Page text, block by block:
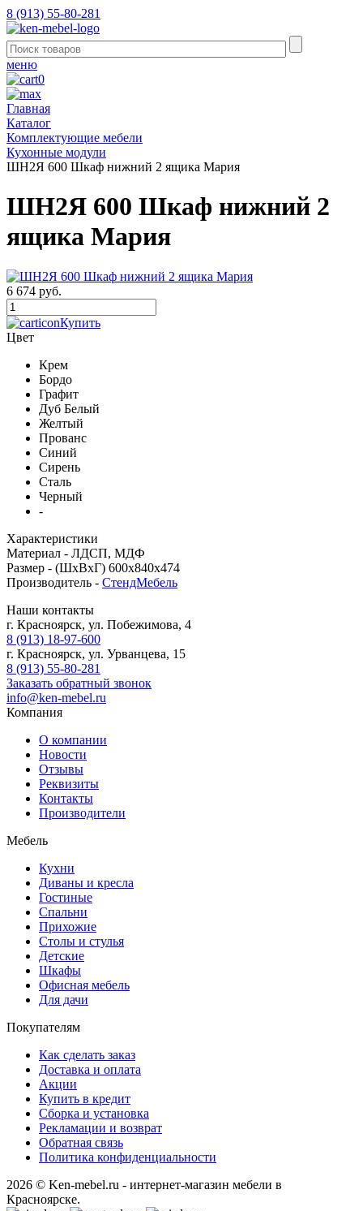
8 (913) 55-80-281
меню
0
Главная
Каталог
Комплектующие мебели
Кухонные модули
ШН2Я 600 Шкаф нижний 2 ящика Мария
ШН2Я 600 Шкаф нижний 2
ящика Мария
6 674 руб.
Купить
Цвет
Крем
Бордо
Графит
Дуб Белый
Желтый
Прованс
Синий
Сирень
Сталь
Черный
-
Характеристики
Материал - ЛДСП, МДФ
Размер - (ШхВхГ) 600x840x474
Производитель - СтендМебель
Наши контакты
г. Красноярск, ул. Побежимова, 4
8 (913) 18-97-600
г. Красноярск, ул. Урванцева, 15
8 (913) 55-80-281
Заказать обратный звонок
info@ken-mebel.ru
Компания
О компании
Новости
Отзывы
Реквизиты
Контакты
Производители
Мебель
Кухни
Диваны и кресла
Гостиные
Спальни
Прихожие
Столы и стулья
Детские
Шкафы
Офисная мебель
Для дачи
Покупателям
Как сделать заказ
Доставка и оплата
Акции
Купить в кредит
Сборка и установка
Рекламации и возврат
Обратная связь
Политика конфиденциальности
2026 © Ken-mebel.ru - интернет-магазин мебели в
Красноярске.